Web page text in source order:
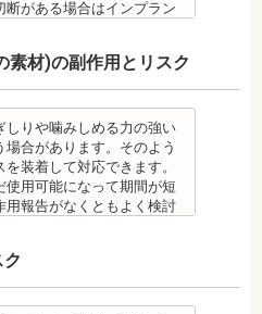
クが高くなります。
毎日丁寧なブラッシング、
ちます。
場合は、矯正終了後に虫
、矯正中に器具を一度外
じることがあります。
虫歯や歯周病の治療が行え
にこれらの治療を終わらせ
、事前に虫歯、歯周病の
ともあります。
た場合は、速やかに歯科医
い。
分なスペースがない場合
射を行います。麻酔の中に
上げる作用があるものも
問題がある方が使用する
こす場合があります。ま
なかったり、熱いものを飲
口腔内を傷つけるリスクが
、嘔吐、アレルギー反応
しましょう。
ーのある方、不安がある方
あとに、皮膚や口腔の粘膜
場合は、速やかに歯科医
い。
分なスペースがない場合
合もあります。健康上問題
すので、歯科医師の判断
断がある場合はインプラン
を埋める際に、上顎洞を破
した時に感染が生じると蓄
す。この場合は、インプラ
ります。また、蓄膿症の治
が必要な場合もありま
歯の治療とは異なり、外科
す。手術により今までは何
。免疫力や抵抗力が低下
素材)の副作用とリスク
しりや噛みしめる力の強い
合があります。そのよう
装着して対応できます。
使用可能になって期間が短
用報告がなくともよく検討
しまうのではなく、表面
というセラミックが割れて
あります。